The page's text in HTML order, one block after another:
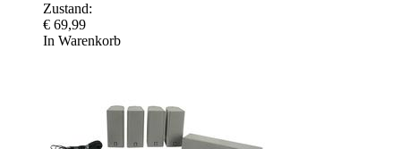
Zustand:
€ 69,99
In Warenkorb